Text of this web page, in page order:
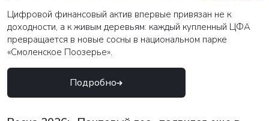
Цифровой финансовый актив впервые привязан не к
доходности, а к живым деревьям: каждый купленный ЦФА
превращается в новые сосны в национальном парке
«Смоленское Поозерье».
Подробно